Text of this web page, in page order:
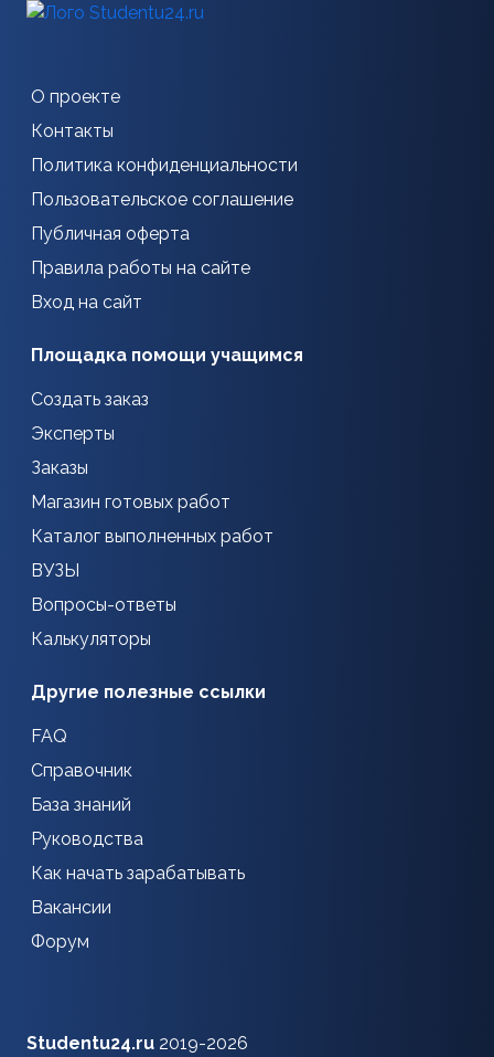
О проекте
Контакты
Политика конфиденциальности
Пользовательское соглашение
Публичная оферта
Правила работы на сайте
Вход на сайт
Площадка помощи учащимся
Создать заказ
Эксперты
Заказы
Магазин готовых работ
Каталог выполненных работ
ВУЗЫ
Вопросы-ответы
Калькуляторы
Другие полезные ссылки
FAQ
Справочник
База знаний
Руководства
Как начать зарабатывать
Вакансии
Форум
Studentu24.ru 2019-2026